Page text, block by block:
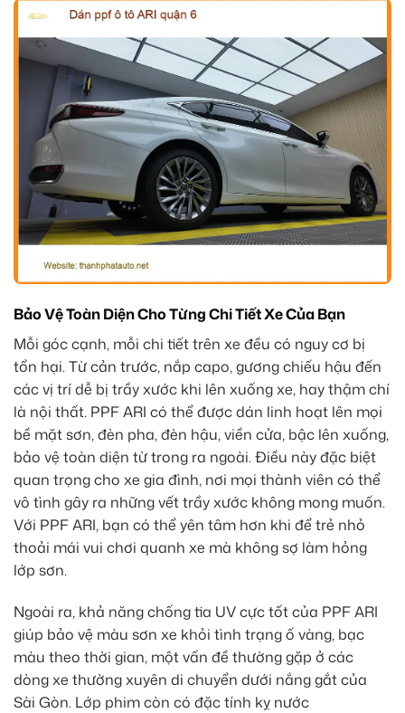
Bảo Vệ Toàn Diện Cho Từng Chi Tiết Xe Của Bạn
Mỗi góc cạnh, mỗi chi tiết trên xe đều có nguy cơ bị
tổn hại. Từ cản trước, nắp capo, gương chiếu hậu đến
các vị trí dễ bị trầy xước khi lên xuống xe, hay thậm chí
là nội thất. PPF ARI có thể được dán linh hoạt lên mọi
bề mặt sơn, đèn pha, đèn hậu, viền cửa, bậc lên xuống,
bảo vệ toàn diện từ trong ra ngoài. Điều này đặc biệt
quan trọng cho xe gia đình, nơi mọi thành viên có thể
vô tình gây ra những vết trầy xước không mong muốn.
Với PPF ARI, bạn có thể yên tâm hơn khi để trẻ nhỏ
thoải mái vui chơi quanh xe mà không sợ làm hỏng
lớp sơn.
Ngoài ra, khả năng chống tia UV cực tốt của PPF ARI
giúp bảo vệ màu sơn xe khỏi tình trạng ố vàng, bạc
màu theo thời gian, một vấn đề thường gặp ở các
dòng xe thường xuyên di chuyển dưới nắng gắt của
Sài Gòn. Lớp phim còn có đặc tính kỵ nước